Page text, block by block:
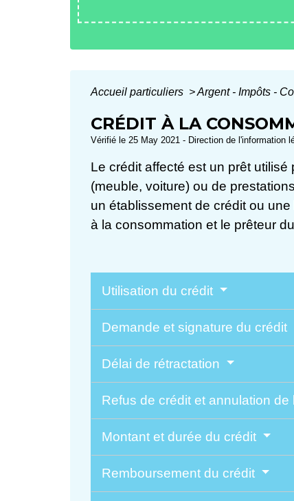
Accueil particuliers >Argent - Impôts -
CRÉDIT À LA
Vérifié le 25 May 2021 - Direction de l'information
Le crédit affecté est un prêt
(meuble, voiture) ou de
un établissement de crédit ou
à la consommation et le prêteur
Utilisation du crédit
Demande et signature du crédit
Délai de rétractation
Refus de crédit et annulation de
Montant et durée du crédit
Remboursement du crédit